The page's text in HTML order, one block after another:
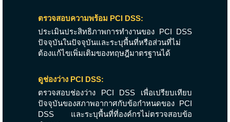
ตรวจสอบความพร้อม PCI DSS:
ประเมินประสิทธิภาพการทำงานของ PCI DSS
ปัจจุบันในปัจจุบันและระบุพื้นที่หรือส่วนที่ไม่
ต้องแก้ไขเพิ่มเติมของทฤษฎีมาตรฐานได้
ดูช่องว่าง PCI DSS:
ตรวจสอบช่องว่าง PCI DSS เพื่อเปรียบเทียบ
ปัจจุบันของสภาพอากาศกับข้อกำหนดของ PCI
DSS และระบุพื้นที่ที่องค์กรไม่ตรวจสอบข้อ